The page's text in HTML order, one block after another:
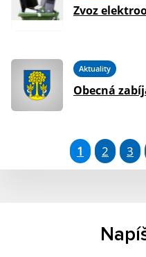
Zvoz
Aktuality
Obecná
1 2 3